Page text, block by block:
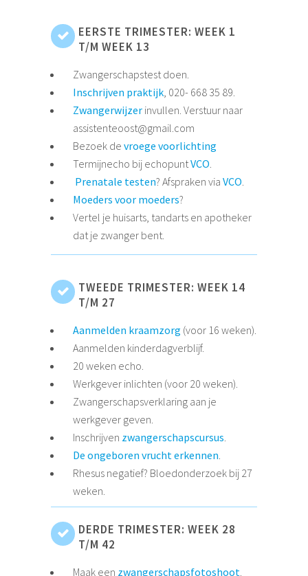
EERSTE TRIMESTER: WEEK 1
T/M WEEK 13
Zwangerschapstest doen.
Inschrijven praktijk , 020- 668 35 89.
Zwangerwijzer invullen. Verstuur naar
assistenteoost@gmail.com
Bezoek de vroege voorlichting
Termijnecho bij echopuntVCO
Prenatale testen? Afspraken via VCO
Moeders voor moeders?
Vertel je huisarts, tandarts en apotheker
dat je zwanger bent.
TWEEDE TRIMESTER: WEEK 14
T/M 27
Aanmelden kraamzorg (voor 16 weken).
Aanmelden kinderdagverblijf.
20 weken echo.
Werkgever inlichten (voor 20 weken).
Zwangerschapsverklaring aan je
werkgever geven.
Inschrijven zwangerschapscursus
De ongeboren vrucht erkennen
Rhesus negatief? Bloedonderzoek bij 27
weken.
DERDE TRIMESTER: WEEK 28
T/M 42
Maak een zwangerschapsfotoshoot